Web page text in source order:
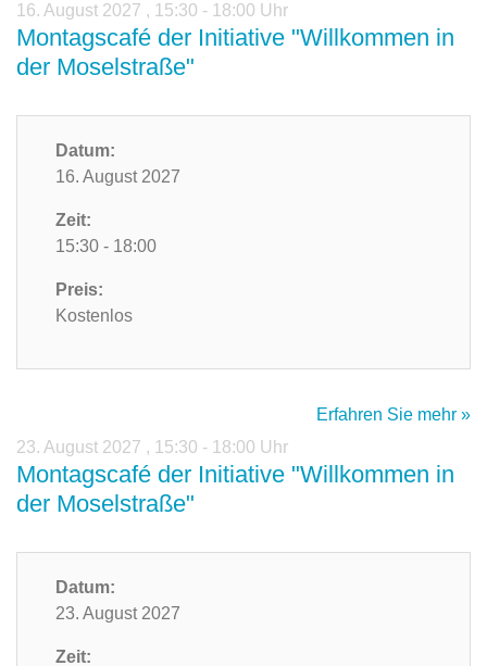
16. August 2027 , 15:30 - 18:00 Uhr
Montagscafé der Initiative "Willkommen in
der Moselstraße"
Datum:
16. August 2027
Zeit:
15:30 - 18:00
Preis:
Kostenlos
Erfahren Sie mehr »
23. August 2027 , 15:30 - 18:00 Uhr
Montagscafé der Initiative "Willkommen in
der Moselstraße"
Datum:
23. August 2027
Zeit: